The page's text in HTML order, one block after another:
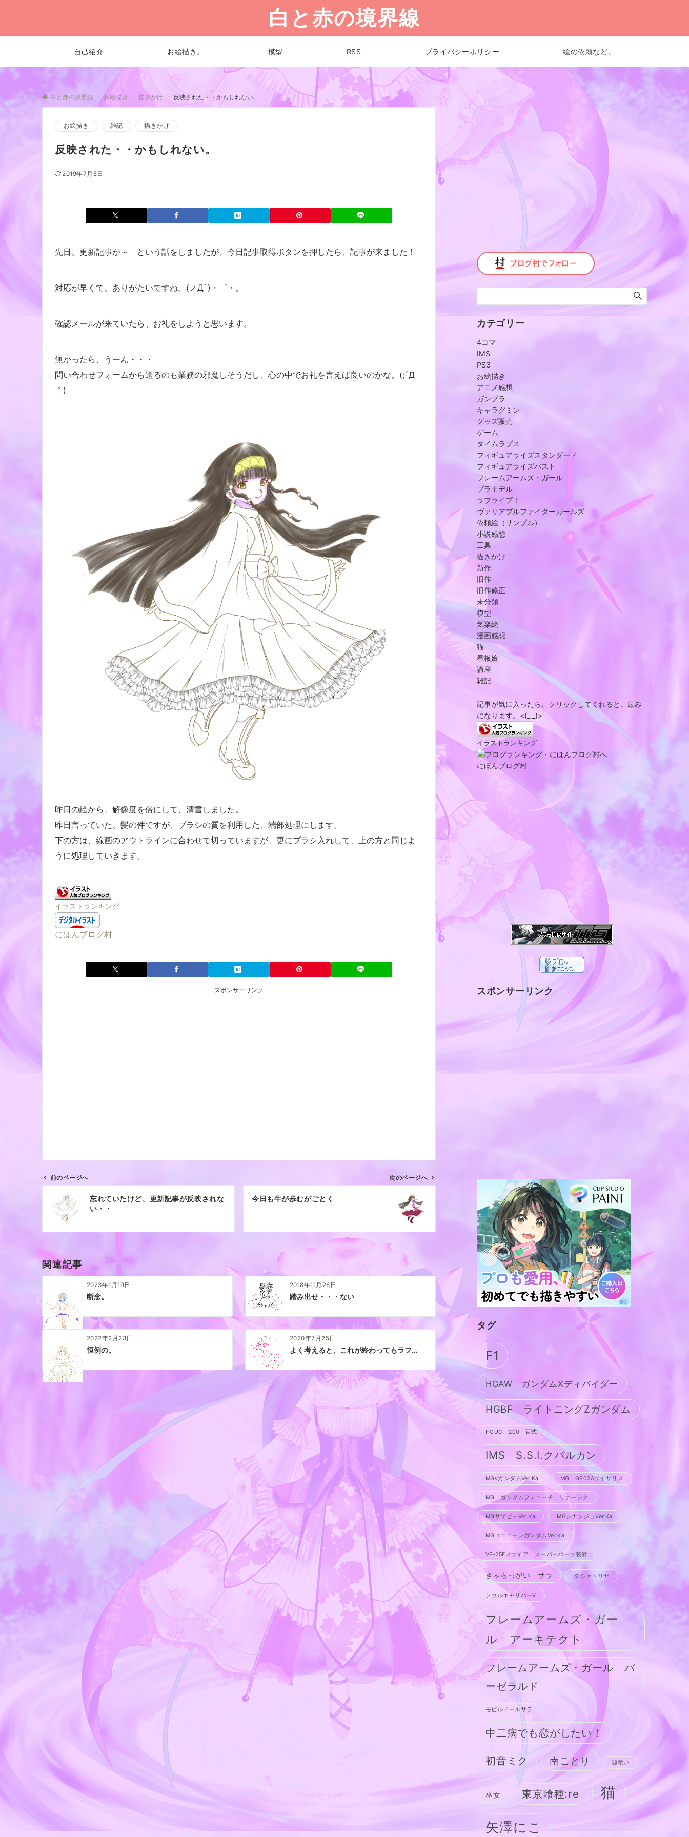
白と赤の境界線
自己紹介 お絵描き。 模型 RSS プライバシーポリシー 絵の依頼など。
白と赤の境界線 お絵描き 描きかけ 反映された・・かもしれない。
お絵描き 雑記 描きかけ
反映された・・かもしれない。
2019年7月5日
先日、更新記事が～ という話をしましたが、今日記事取得ボタンを押したら、記事が来ました！
対応が早くて、ありがたいですね。(ノД`)・゜・。
確認メールが来ていたら、お礼をしようと思います。
無かったら、うーん・・・
問い合わせフォームから送るのも業務の邪魔しそうだし、心の中でお礼を言えば良いのかな。(;´Д
｀)
昨日の絵から、解像度を倍にして、清書しました。
昨日言っていた、髪の件ですが、ブラシの質を利用した、端部処理にします。
下の方は、線画のアウトラインに合わせて切っていますが、更にブラシ入れして、上の方と同じよ
うに処理していきます。
イラストランキング
にほんブログ村
スポンサーリンク
ー
シ
前のページへ
忘れていたけど、更新記事が反映されな
い・・
次のページへ
今日も牛が歩むがごとく
関連記事
2023年1月19日
断念。
2018年11月26日
踏み出せ・・・ない
2022年2月23日
恒例の。
2020年7月25日
よく考えると、これが終わってもラフ…
カテゴリー
4コマ
IMS
PS3
お絵描き
アニメ感想
ガンプラ
キャラグミン
グッズ販売
ゲーム
タイムラプス
フィギュアライズスタンダード
フィギュアライズバスト
フレームアームズ・ガール
プラモデル
ラブライブ！
ヴァリアブルファイターガールズ
依頼絵（サンプル）
小説感想
工具
描きかけ
新作
旧作
旧作修正
未分類
模型
気楽絵
漫画感想
猫
看板娘
講座
雑記
記事が気に入ったら、クリックしてくれると、励み
になります。<(_ _)>
イラストランキング
にほんブログ村
スポンサーリンク
タグ
F1
HGAW ガンダムXディバイダー
HGBF ライトニングZガンダム
HGUC 200 百式
IMS S.S.I.クバルカン
MGνガンダムVer.Ka MG GP02Aサイサリス
MG ガンダムフェニーチェリナーシタ
MGサザビーVer.Ka MGシナンジュVer.Ka
MGユニコーンガンダムVer.Ka
VF-25Fメサイア スーパーパーツ装備
きゃらっがい サラ クシャトリヤ
ソウルキャリバーV
フレームアームズ・ガー
ル アーキテクト
フレームアームズ・ガール バ
ーゼラルド
モビルドールサラ
中二病でも恋がしたい！
初音ミク 南ことり 嘘喰い
巫女 東京喰種:re 猫
矢澤にこ